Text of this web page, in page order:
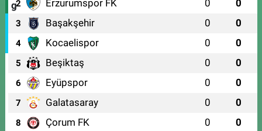
2 Erzurumspor FK 0 0
3 Başakşehir 0 0
4 Kocaelispor 0 0
5 Beşiktaş 0 0
6 Eyüpspor 0 0
7 Galatasaray 0 0
8 Çorum FK 0 0